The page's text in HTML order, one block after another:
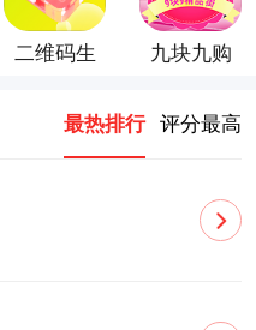
二维码生
九块九购
最热排行 评分最高